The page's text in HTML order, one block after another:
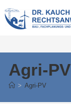
to
content
Agri-PV
> Agri-PV